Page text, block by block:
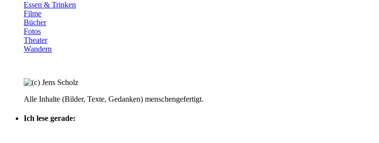
Essen & Trinken
Filme
Bücher
Fotos
Theater
Wandern
Alle Inhalte (Bilder, Texte, Gedanken) menschengefertigt.
Ich lese gerade: